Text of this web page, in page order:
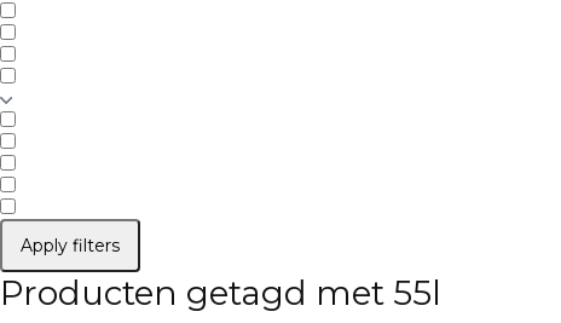
Apply filters
Producten getagd met 55l